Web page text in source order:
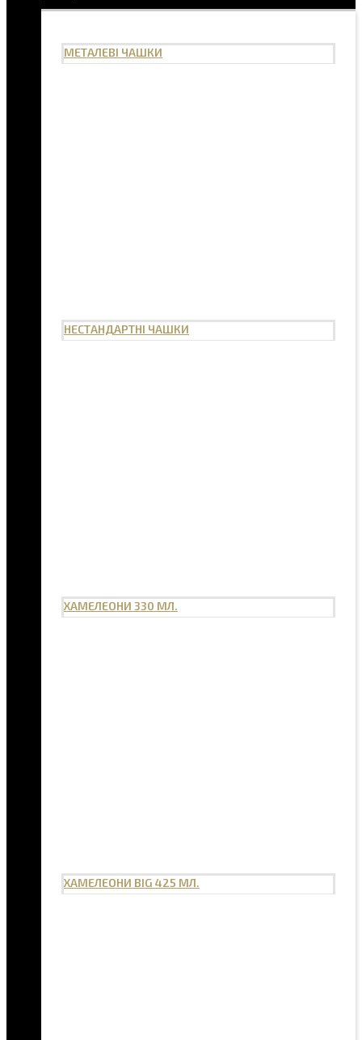
МЕТАЛЕВІ ЧАШКИ
НЕСТАНДАРТНІ ЧАШКИ
ХАМЕЛЕОНИ 330 МЛ.
ХАМЕЛЕОНИ BIG 425 МЛ.